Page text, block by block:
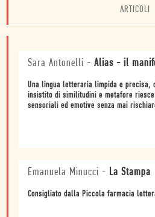
ARTICOLI
Sara Antonelli - Alias - il
Una lingua letteraria limpida e precisa,
insistito di similitudini e metafore
sensoriali ed emotive senza mai
Emanuela Minucci - La Stampa
Consigliato dalla Piccola farmacia